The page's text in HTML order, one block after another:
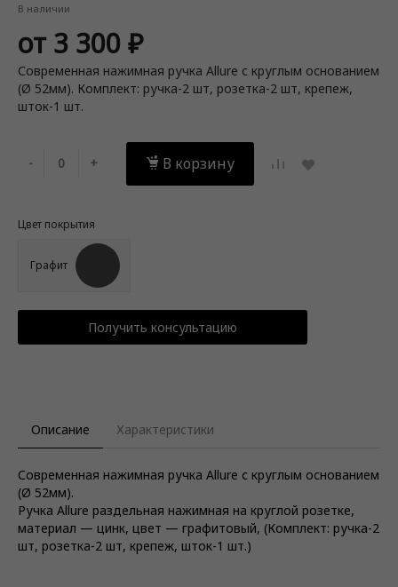
В наличии
от 3 300 ₽
Современная нажимная ручка Allure с круглым основанием
(Ø 52мм). Комплект: ручка-2 шт, розетка-2 шт, крепеж,
шток-1 шт.
- + В корзину
Цвет покрытия
Графит
Получить консультацию
Описание Характеристики
Современная нажимная ручка Allure с круглым основанием
(Ø 52мм).
Ручка Allure раздельная нажимная на круглой розетке,
материал — цинк, цвет — графитовый, (Комплект: ручка-2
шт, розетка-2 шт, крепеж, шток-1 шт.)